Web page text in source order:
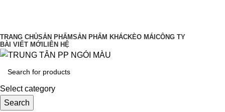
TRANG CHỦSẢN PHẨMSẢN PHẨM KHÁCKÈO MÁI CÔNG TY
BÀI VIẾT MỚI LIÊN HỆ
Select category
Search